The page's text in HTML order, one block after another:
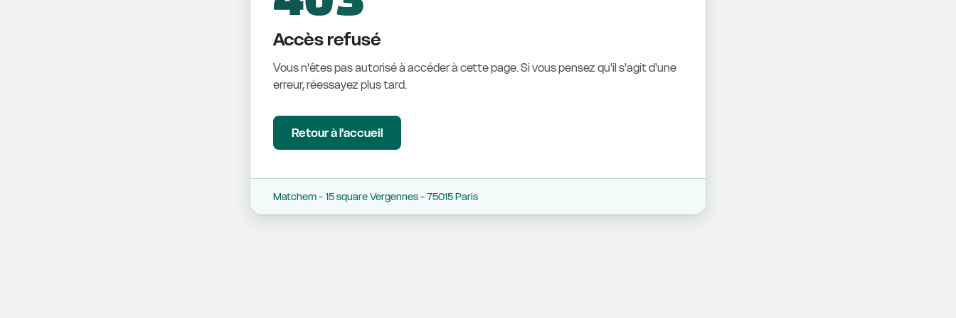
Accès refusé
Vous n'êtes pas autorisé à accéder à cette page. Si vous pensez qu'il s'agit d'une
erreur, réessayez plus tard.
Retour à l'accueil
Matchem - 15 square Vergennes - 75015 Paris